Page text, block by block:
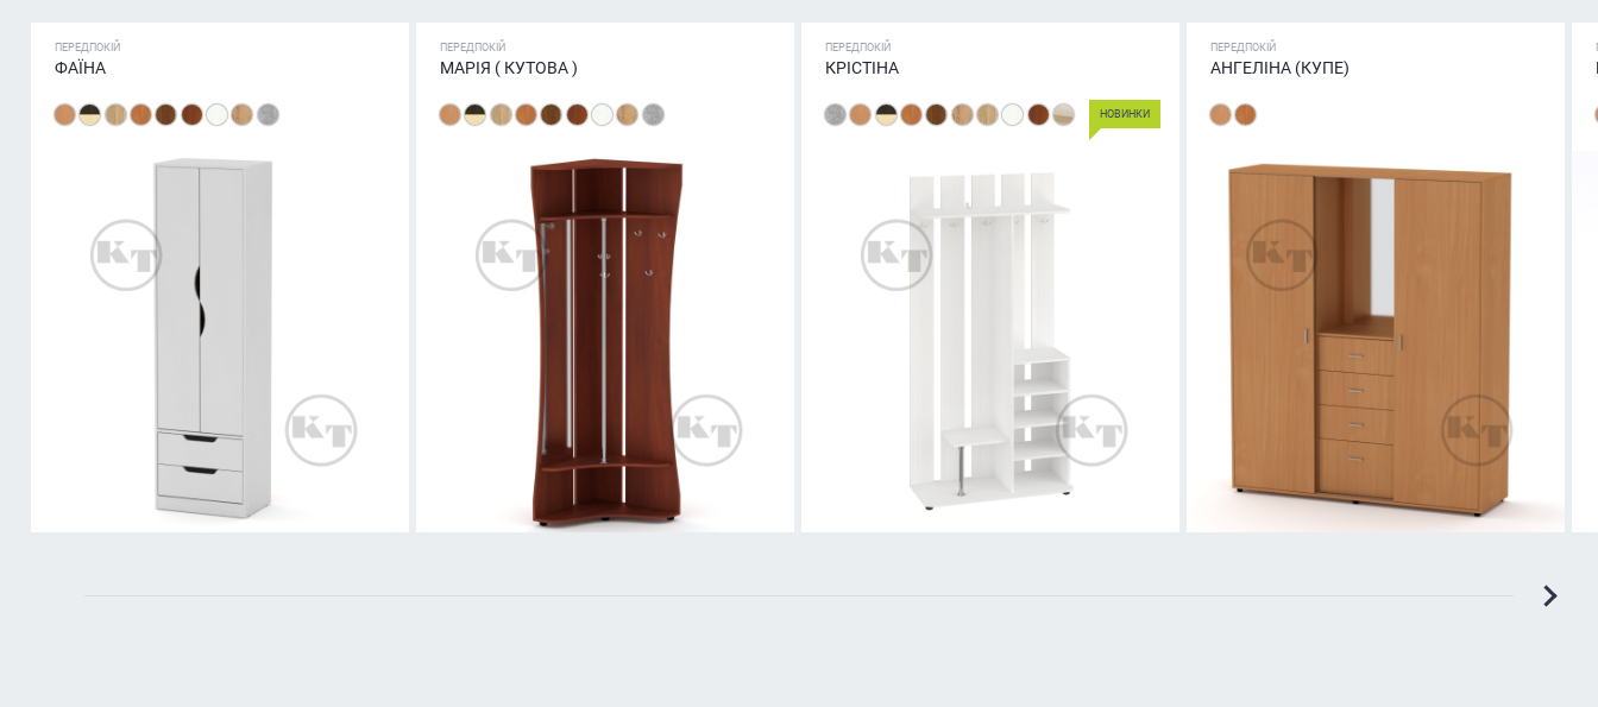
ПЕРЕДПОКІЙ
ФАЇНА
ПЕРЕДПОКІЙ
МАРІЯ ( КУТОВА )
ПЕРЕДПОКІЙ
КРІСТІНА
НОВИНКИ
ПЕРЕДПОКІЙ
АНГЕЛІНА (КУПЕ)